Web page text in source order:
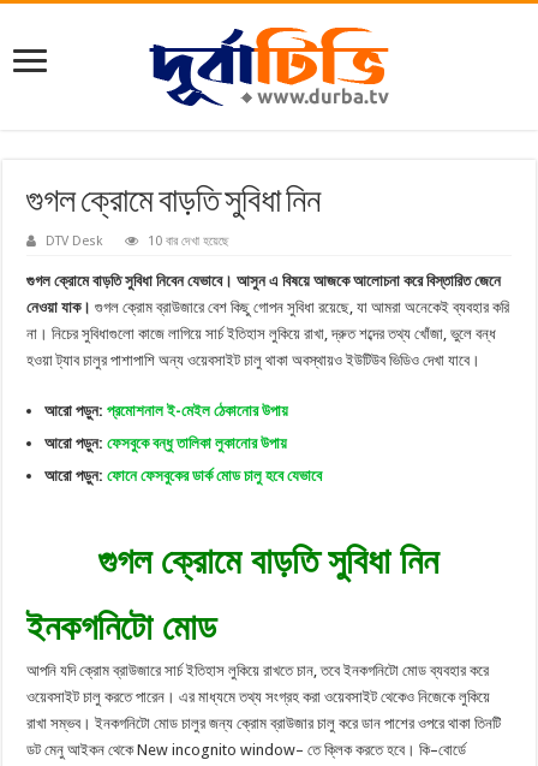
গুগল ক্রোমে বাড়তি সুবিধা নিন
DTV Desk 10 বার দেখা হয়েছে
গুগল ক্রোমে বাড়তি সুবিধা নিবেন যেভাবে। আসুন এ বিষয়ে আজকে আলোচনা করে বিস্তারিত জেনে
নেওয়া যাক। গুগল ক্রোম ব্রাউজারে বেশ কিছু গোপন সুবিধা রয়েছে, যা আমরা অনেকেই ব্যবহার করি
না। নিচের সুবিধাগুলো কাজে লাগিয়ে সার্চ ইতিহাস লুকিয়ে রাখা, দ্রুত শব্দের তথ্য খোঁজা, ভুলে বন্ধ
হওয়া ট্যাব চালুর পাশাপাশি অন্য ওয়েবসাইট চালু থাকা অবস্থায়ও ইউটিউব ভিডিও দেখা যাবে।
আরো পড়ুন:প্রমোশনাল ই-মেইল ঠেকানোর উপায়
আরো পড়ুন:ফেসবুকে বন্ধু তালিকা লুকানোর উপায়
আরো পড়ুন:ফোনে ফেসবুকের ডার্ক মোড চালু হবে যেভাবে
গুগল ক্রোমে বাড়তি সুবিধা নিন
ইনকগনিটো মোড
আপনি যদি ক্রোম ব্রাউজারে সার্চ ইতিহাস লুকিয়ে রাখতে চান, তবে ইনকগনিটো মোড ব্যবহার করে
ওয়েবসাইট চালু করতে পারেন। এর মাধ্যমে তথ্য সংগ্রহ করা ওয়েবসাইট থেকেও নিজেকে লুকিয়ে
রাখা সম্ভব। ইনকগনিটো মোড চালুর জন্য ক্রোম ব্রাউজার চালু করে ডান পাশের ওপরে থাকা তিনটি
ডট মেনু আইকন থেকে New incognito window– তে ক্লিক করতে হবে। কি–বোর্ডে